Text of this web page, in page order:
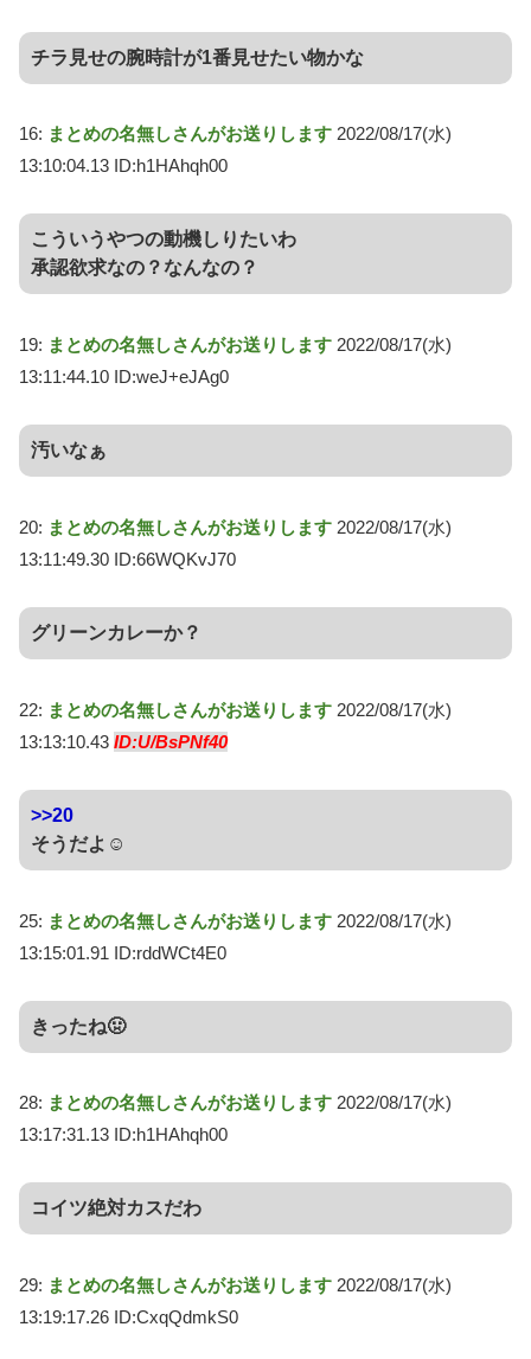
チラ見せの腕時計が1番見せたい物かな
16: まとめの名無しさんがお送りします 2022/08/17(水)
13:10:04.13 ID:h1HAhqh00
こういうやつの動機しりたいわ
承認欲求なの？なんなの？
19: まとめの名無しさんがお送りします 2022/08/17(水)
13:11:44.10 ID:weJ+eJAg0
汚いなぁ
20: まとめの名無しさんがお送りします 2022/08/17(水)
13:11:49.30 ID:66WQKvJ70
グリーンカレーか？
22: まとめの名無しさんがお送りします 2022/08/17(水)
13:13:10.43 ID:U/BsPNf40
>>20
そうだよ☺
25: まとめの名無しさんがお送りします 2022/08/17(水)
13:15:01.91 ID:rddWCt4E0
きったね🤢
28: まとめの名無しさんがお送りします 2022/08/17(水)
13:17:31.13 ID:h1HAhqh00
コイツ絶対カスだわ
29: まとめの名無しさんがお送りします 2022/08/17(水)
13:19:17.26 ID:CxqQdmkS0